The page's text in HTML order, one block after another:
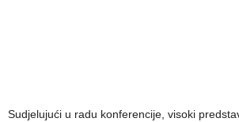
Sudjelujući u radu konferencije, visoki